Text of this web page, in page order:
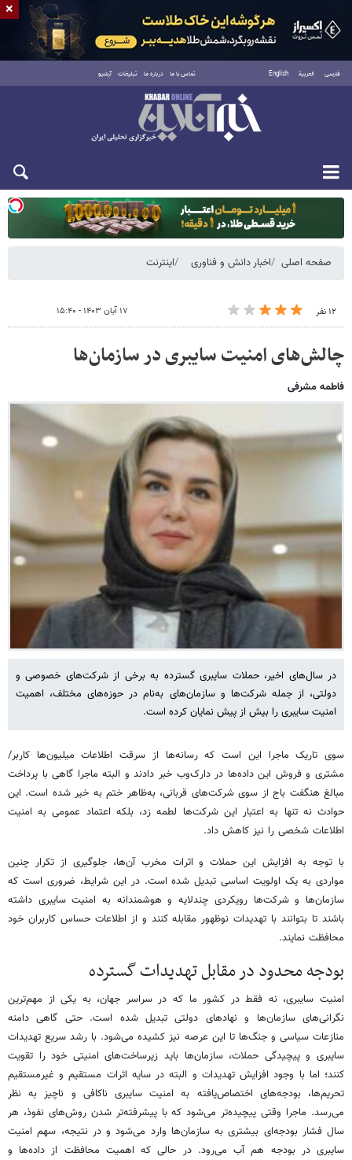
فارسی العربية English تماس با ما درباره ما تبلیغات آرشیو
یکشنبه ۱۸ مرداد ۱۴۰۵
صفحه اصلی اخبار دانش و فناوری اینترنت
۱۲ نفر ۱۷ آبان ۱۴۰۳ - ۱۵:۴۰
چالش‌های امنیت سایبری در سازمان‌ها
فاطمه مشرفی
در سال‌های اخیر، حملات سایبری گسترده به برخی از شرکت‌های خصوصی و
دولتی، از جمله شرکت‌ها و سازمان‌های به‌نام در حوزه‌های مختلف، اهمیت
امنیت سایبری را بیش از پیش نمایان کرده است.
سوی تاریک ماجرا این است که رسانه‌ها از سرقت اطلاعات میلیون‌ها کاربر/
مشتری و فروش این داده‌ها در دارک‌وب خبر دادند و البته ماجرا گاهی با پرداخت
مبالغ هنگفت باج از سوی شرکت‌های قربانی، به‌ظاهر ختم به خیر شده است. این
حوادث نه تنها به اعتبار این شرکت‌ها لطمه زد، بلکه اعتماد عمومی به امنیت
اطلاعات شخصی را نیز کاهش داد.
با توجه به افزایش این حملات و اثرات مخرب آن‌ها، جلوگیری از تکرار چنین
مواردی به یک اولویت اساسی تبدیل شده است. در این شرایط، ضروری است که
سازمان‌ها و شرکت‌ها رویکردی چندلایه و هوشمندانه به امنیت سایبری داشته
باشند تا بتوانند با تهدیدات نوظهور مقابله کنند و از اطلاعات حساس کاربران خود
محافظت نمایند.
بودجه محدود در مقابل تهدیدات گسترده
امنیت سایبری، نه فقط در کشور ما که در سراسر جهان، به یکی از مهم‌ترین
نگرانی‌های سازمان‌ها و نهادهای دولتی تبدیل شده است. حتی گاهی دامنه
منازعات سیاسی و جنگ‌ها تا این عرصه نیز کشیده می‌شود. با رشد سریع تهدیدات
سایبری و پیچیدگی حملات، سازمان‌ها باید زیرساخت‌های امنیتی خود را تقویت
کنند؛ اما با وجود افزایش تهدیدات و البته در سایه اثرات مستقیم و غیرمستقیم
تحریم‌ها، بودجه‌های اختصاص‌یافته به امنیت سایبری ناکافی و ناچیز به نظر
می‌رسد. ماجرا وقتی پیچیده‌تر می‌شود که با پیشرفته‌تر شدن روش‌های نفوذ، هر
سال فشار بودجه‌ای بیشتری به سازمان‌ها وارد می‌شود و در نتیجه، سهم امنیت
سایبری در بودجه هم آب می‌رود. در حالی که اهمیت محافظت از داده‌ها و
×